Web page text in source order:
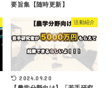
要旨集【随時更新】
活動紹介
2024.09.20